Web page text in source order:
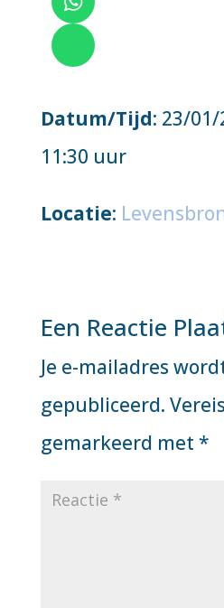
Datum/Tijd: 23/
11:30 uur
Locatie:
Een Reactie
Je e-mailadres
gepubliceerd.
gemarkeerd met *